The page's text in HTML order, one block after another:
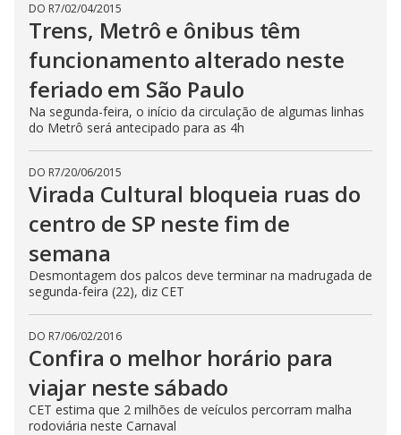
DO R7/02/04/2015
Trens, Metrô e ônibus têm
funcionamento alterado neste
feriado em São Paulo
Na segunda-feira, o início da circulação de algumas linhas
do Metrô será antecipado para as 4h
DO R7/20/06/2015
Virada Cultural bloqueia ruas do
centro de SP neste fim de
semana
Desmontagem dos palcos deve terminar na madrugada de
segunda-feira (22), diz CET
DO R7/06/02/2016
Confira o melhor horário para
viajar neste sábado
CET estima que 2 milhões de veículos percorram malha
rodoviária neste Carnaval